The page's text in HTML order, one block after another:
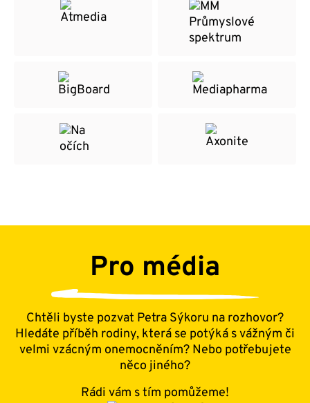
Pro média
Chtěli byste pozvat Petra Sýkoru na rozhovor?
Hledáte příběh rodiny, která se potýká s vážným či
velmi vzácným onemocněním? Nebo potřebujete
něco jiného?
Rádi vám s tím pomůžeme!